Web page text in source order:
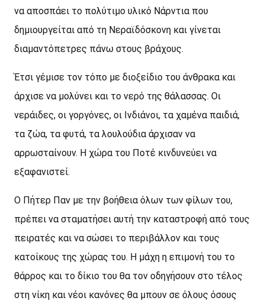
να αποσπάει το πολύτιμο υλικό Νάρντια που
δημιουργείται από τη Νεραϊδόσκονη και γίνεται
διαμαντόπετρες πάνω στους βράχους.
Έτσι γέμισε τον τόπο με διοξείδιο του άνθρακα και
άρχισε να μολύνει και το νερό της θάλασσας. Οι
νεράιδες, οι γοργόνες, οι Ινδιάνοι, τα χαμένα παιδιά,
τα ζώα, τα φυτά, τα λουλούδια άρχισαν να
αρρωσταίνουν. Η χώρα του Ποτέ κινδυνεύει να
εξαφανιστεί.
Ο Πήτερ Παν με την βοήθεια όλων των φίλων του,
πρέπει να σταματήσει αυτή την καταστροφή από τους
πειρατές και να σώσει το περιβάλλον και τους
κατοίκους της χώρας του. Η μάχη η επιμονή του το
θάρρος και το δίκιο του θα τον οδηγήσουν στο τέλος
στη νίκη και νέοι κανόνες θα μπουν σε όλους όσους